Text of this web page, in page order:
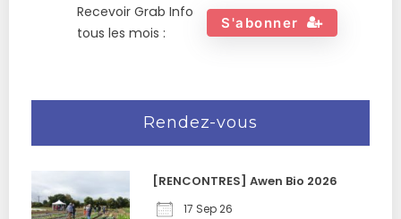
Recevoir Grab Info
tous les mois :
S'abonner
Rendez-vous
[RENCONTRES] Awen Bio 2026
17 Sep 26